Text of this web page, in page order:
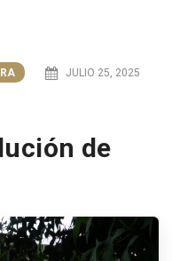
JULIO 25, 2025
de